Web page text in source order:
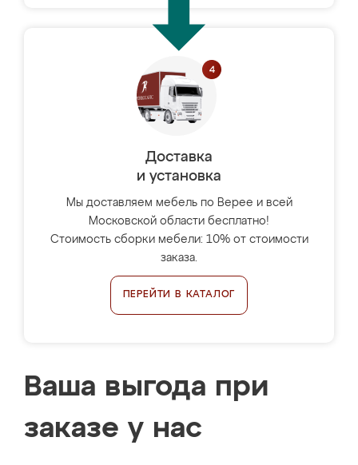
Доставка
и установка
Мы доставляем мебель по Верее и всей
Московской области бесплатно!
Стоимость сборки мебели: 10% от стоимости
заказа.
ПЕРЕЙТИ В КАТАЛОГ
Ваша выгода при
заказе у нас